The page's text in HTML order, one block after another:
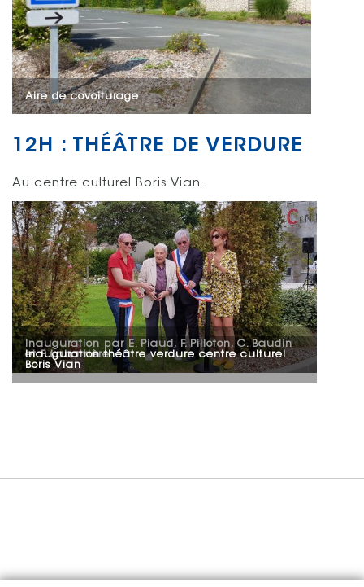
Aire de covoiturage
12H : THÉÂTRE DE VERDURE
Au centre culturel Boris Vian.
Inauguration par E. Piaud, F. Pilloton, C. Baudin
et F. Labarrière
Inauguration théâtre verdure centre culturel
Boris Vian